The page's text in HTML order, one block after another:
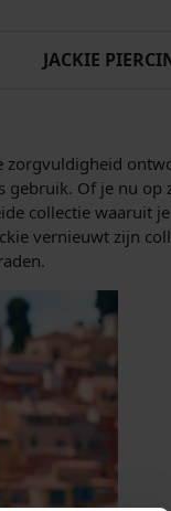
JACKIE
zorgvuldigheid
gebruik. Of je nu op
collectie waaruit
vernieuwt zijn